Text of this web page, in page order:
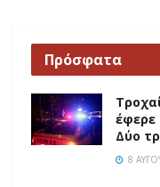
Πρόσφατα
έφερε
Δύο
8